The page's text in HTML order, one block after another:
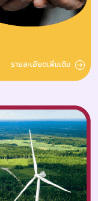
รายละเอียดเพิ่มเติม